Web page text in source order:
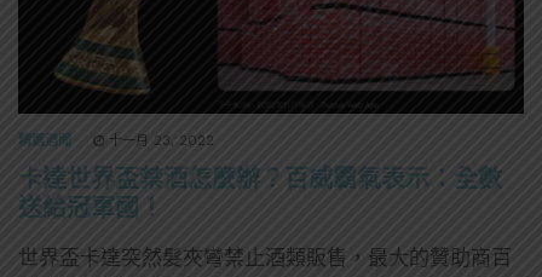
精選酒聞 十一月 23, 2022
卡達世界盃禁酒怎麼辦？百威霸氣表示：全數
送給冠軍國！
世界盃卡達突然髮夾彎禁止酒類販售，最大的贊助商百